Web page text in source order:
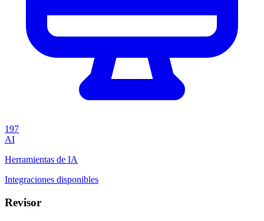
197
AI
Herramientas de IA
Integraciones disponibles
Revisor